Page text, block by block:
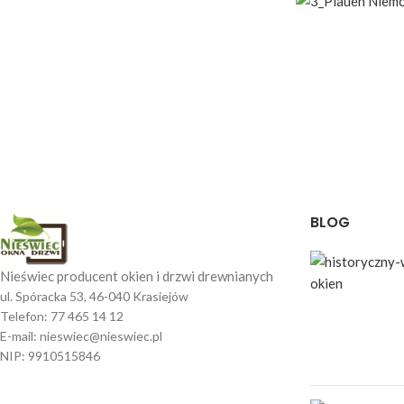
Nieświec producent okien i drzwi drewnianych
ul. Spóracka 53, 46-040 Krasiejów
Telefon: 77 465 14 12
E-mail: nieswiec@nieswiec.pl
NIP: 9910515846
BLOG